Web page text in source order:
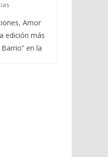
Amor
edición más
en la